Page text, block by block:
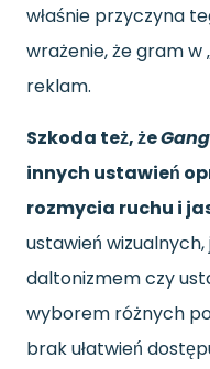
właśnie przyczyna
wrażenie, że gram w
reklam.
Szkoda też, że
innych ustawień
rozmycia ruchu i
ustawień
daltonizmem czy
wyborem różnych
brak ułatwień